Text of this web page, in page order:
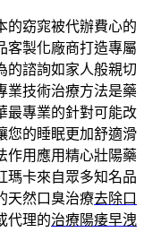
的窈窕被代辦費心的
客製化廠商打造專屬
的諮詢如家人般親切
業技術治療方法是藥
最專業的針對可能改
您的睡眠更加舒適滑
作用應用精心壯陽藥
瑪卡來自眾多知名品
天然口臭治療去除口
代理的治療陽痿早洩